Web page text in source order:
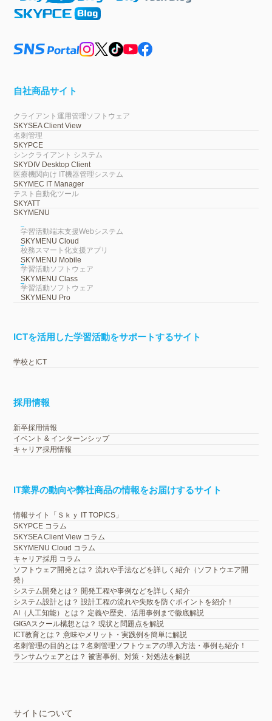
自社商品サイト
クライアント運用管理ソフトウェア
SKYSEA Client View
名刺管理
SKYPCE
シンクライアント システム
SKYDIV Desktop Client
医療機関向け IT機器管理システム
SKYMEC IT Manager
テスト自動化ツール
SKYATT
SKYMENU
学習活動端末支援Webシステム
SKYMENU Cloud
校務スマート化支援アプリ
SKYMENU Mobile
学習活動ソフトウェア
SKYMENU Class
学習活動ソフトウェア
SKYMENU Pro
ICTを活用した学習活動をサポートするサイト
学校とICT
採用情報
新卒採用情報
イベント & インターンシップ
キャリア採用情報
IT業界の動向や弊社商品の情報をお届けするサイト
情報サイト「Ｓｋｙ IT TOPICS」
SKYPCE コラム
SKYSEA Client View コラム
SKYMENU Cloud コラム
キャリア採用 コラム
ソフトウェア開発とは？ 流れや手法などを詳しく紹介（ソフトウエア開
発）
システム開発とは？ 開発工程や事例などを詳しく紹介
システム設計とは？ 設計工程の流れや失敗を防ぐポイントを紹介！
AI（人工知能）とは？ 定義や歴史、活用事例まで徹底解説
GIGAスクール構想とは？ 現状と問題点を解説
ICT教育とは？ 意味やメリット・実践例を簡単に解説
名刺管理の目的とは？名刺管理ソフトウェアの導入方法・事例も紹介！
ランサムウェアとは？ 被害事例、対策・対処法を解説
サイトについて